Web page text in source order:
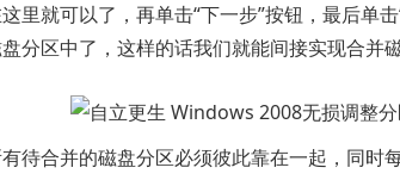
里就可以了，再单击“下一步”按钮，最后单
分区中了，这样的话我们就能间接实现合并
合并的磁盘分区必须彼此靠在一起，同时